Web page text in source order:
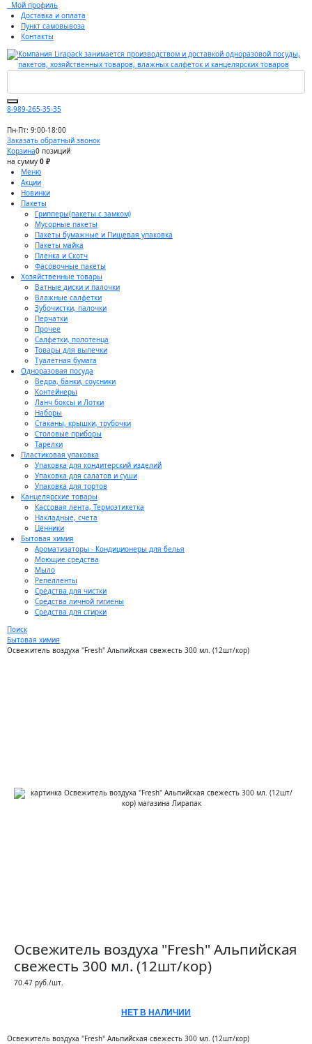
Мой профиль
Доставка и оплата
Пункт самовывоза
Контакты
8-989-265-35-35
Пн-Пт: 9:00-18:00
Заказать обратный звонок
Корзина0 позиций
на сумму 0 ₽
Меню
Акции
Новинки
Пакеты
Грипперы(пакеты с замком)
Мусорные пакеты
Пакеты бумажные и Пищевая упаковка
Пакеты майка
Пленка и Скотч
Фасовочные пакеты
Хозяйственные товары
Ватные диски и палочки
Влажные салфетки
Зубочистки, палочки
Перчатки
Прочее
Салфетки, полотенца
Товары для выпечки
Туалетная бумага
Одноразовая посуда
Ведра, банки, соусники
Контейнеры
Ланч боксы и Лотки
Наборы
Стаканы, крышки, трубочки
Столовые приборы
Тарелки
Пластиковая упаковка
Упаковка для кондитерский изделий
Упаковка для салатов и суши
Упаковка для тортов
Канцелярские товары
Кассовая лента, Термоэтикетка
Накладные, счета
Ценники
Бытовая химия
Ароматизаторы - Кондиционеры для белья
Моющие средства
Мыло
Репелленты
Средства для чистки
Средства личной гигиены
Средства для стирки
Поиск
Бытовая химия
Освежитель воздуха "Fresh" Альпийская свежесть 300 мл. (12шт/кор)
Освежитель воздуха "Fresh" Альпийская
свежесть 300 мл. (12шт/кор)
70.47 руб./шт.
НЕТ В НАЛИЧИИ
Освежитель воздуха "Fresh" Альпийская свежесть 300 мл. (12шт/кор)